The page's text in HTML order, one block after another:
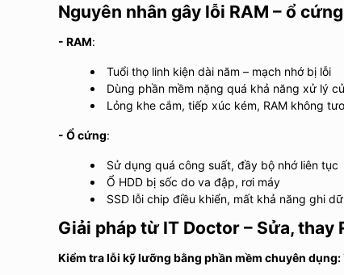
Nguyên nhân gây lỗi RAM – ổ
- RAM:
Tuổi thọ linh kiện dài năm – mạch nhớ bị lỗi
Dùng phần mềm nặng quá khả năng xử lý
Lỏng khe cắm, tiếp xúc kém, RAM không
- Ổ cứng:
Sử dụng quá công suất, đầy bộ nhớ liên tục
Ổ HDD bị sốc do va đập, rơi máy
SSD lỗi chip điều khiển, mất khả năng ghi
Giải pháp từ IT Doctor – Sửa, thay
Kiểm tra lỗi kỹ lưỡng bằng phần mềm chuyên dụng: